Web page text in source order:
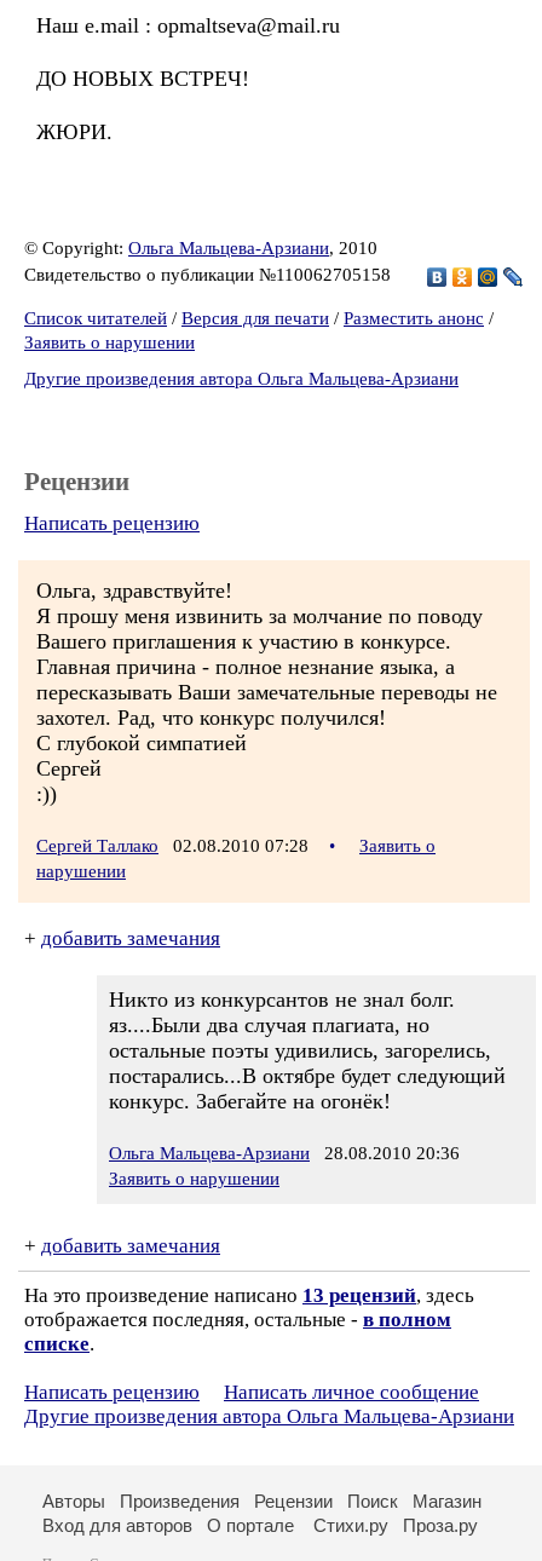
Наш e.mail : opmaltseva@mail.ru
ДО НОВЫХ ВСТРЕЧ!
ЖЮРИ.
© Copyright: Ольга Мальцева-Арзиани, 2010
Свидетельство о публикации №110062705158
Список читателей / Версия для печати / Разместить анонс /
Заявить о нарушении
Другие произведения автора Ольга Мальцева-Арзиани
Рецензии
Написать рецензию
Ольга, здравствуйте!
Я прошу меня извинить за молчание по поводу
Вашего приглашения к участию в конкурсе.
Главная причина - полное незнание языка, а
пересказывать Ваши замечательные переводы не
захотел. Рад, что конкурс получился!
С глубокой симпатией
Сергей
:))
Сергей Таллако 02.08.2010 07:28 •
Заявить о
нарушении
+ добавить замечания
Никто из конкурсантов не знал болг.
яз....Были два случая плагиата, но
остальные поэты удивились, загорелись,
постарались...В октябре будет следующий
конкурс. Забегайте на огонёк!
Ольга Мальцева-Арзиани 28.08.2010 20:36
Заявить о нарушении
+ добавить замечания
На это произведение написано 13 рецензий, здесь
отображается последняя, остальные - в полном
списке.
Написать рецензию
Написать личное сообщение
Другие произведения автора Ольга Мальцева-Арзиани
Авторы Произведения Рецензии Поиск
Магазин
Вход для авторов
О портале Стихи.ру Проза.ру